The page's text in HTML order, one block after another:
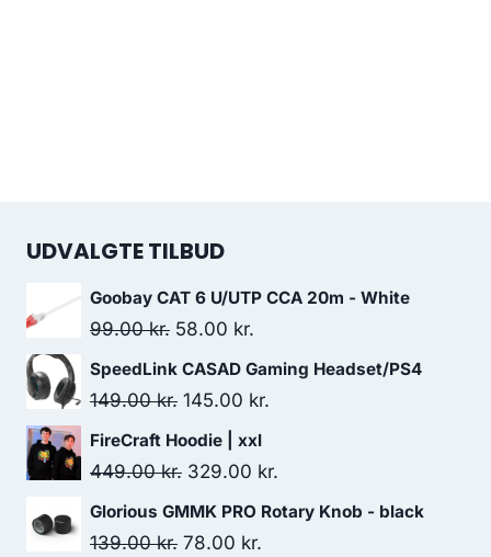
UDVALGTE TILBUD
Goobay CAT 6 U/UTP CCA 20m - White
99.00kr. Original
price
was:
99.00 kr..
58.00 kr.
price
is:
SpeedLink CASAD Gaming Headset/PS4
149.00kr. Original
price
was:
145.00 kr.
is:
FireCraft Hoodie | xxl
449.00kr. Original
price
was:
329.00 kr.
price
Glorious GMMK PRO Rotary Knob - black
139.00kr. Original
78.00 kr.